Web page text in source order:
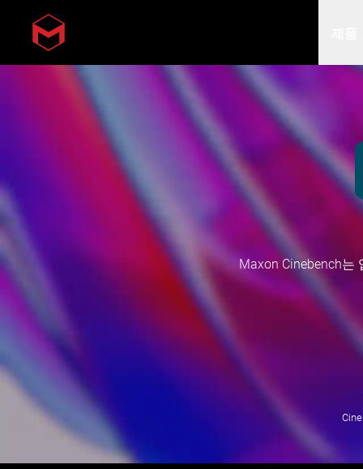
Skip to main content
Maxon Cinebench는